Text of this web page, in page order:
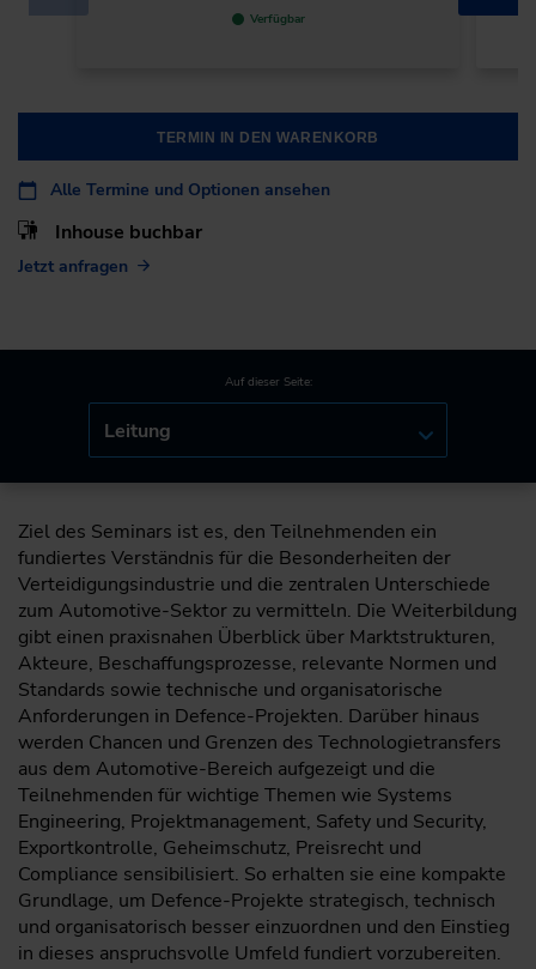
Verfügbar
TERMIN IN DEN WARENKORB
Alle Termine und Optionen ansehen
Inhouse buchbar
Jetzt anfragen
Auf dieser Seite:
Leitung
Ziel des Seminars ist es, den Teilnehmenden ein
fundiertes Verständnis für die Besonderheiten der
Verteidigungsindustrie und die zentralen Unterschiede
zum Automotive-Sektor zu vermitteln. Die Weiterbildung
gibt einen praxisnahen Überblick über Marktstrukturen,
Akteure, Beschaffungsprozesse, relevante Normen und
Standards sowie technische und organisatorische
Anforderungen in Defence-Projekten. Darüber hinaus
werden Chancen und Grenzen des Technologietransfers
aus dem Automotive-Bereich aufgezeigt und die
Teilnehmenden für wichtige Themen wie Systems
Engineering, Projektmanagement, Safety und Security,
Exportkontrolle, Geheimschutz, Preisrecht und
Compliance sensibilisiert. So erhalten sie eine kompakte
Grundlage, um Defence-Projekte strategisch, technisch
und organisatorisch besser einzuordnen und den Einstieg
in dieses anspruchsvolle Umfeld fundiert vorzubereiten.